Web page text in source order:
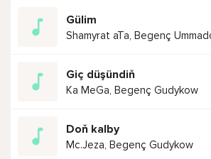
Gülim
Shamyrat aTa, Begenç
Giç düşündiň
Ka MeGa, Begenç Gudykow
Doň kalby
Mc.Jeza, Begenç Gudykow